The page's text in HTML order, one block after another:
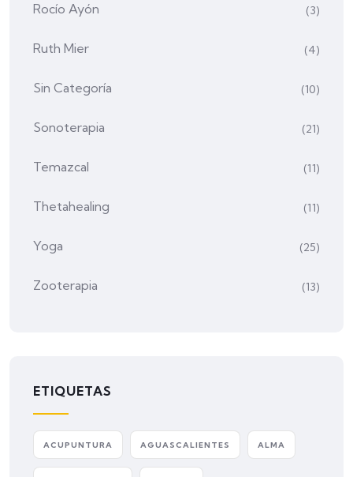
Rocío Ayón (3)
Ruth Mier (4)
Sin Categoría (10)
Sonoterapia (21)
Temazcal (11)
Thetahealing (11)
Yoga (25)
Zooterapia (13)
ETIQUETAS
ACUPUNTURA AGUASCALIENTES ALMA